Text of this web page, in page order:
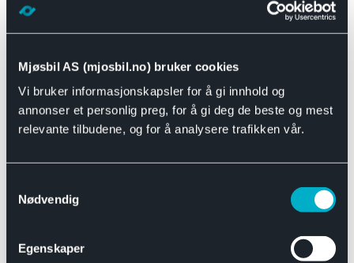
Mjøsbil AS (mjosbil.no) bruker cookies
Vi bruker informasjonskapsler for å gi innhold og
annonser et personlig preg, for å gi deg de beste og mest
relevante tilbudene, og for å analysere trafikken vår.
Nødvendig
Egenskaper
Motor og drivverk
Se alle Universal
Bremsedeler
Se alle Bremsedeler
Bremsenippler
Drivline og motor
Se alle Drivline og motor
Eksosanlegg